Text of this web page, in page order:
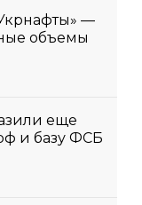
—
объемы
еще
и базу ФСБ